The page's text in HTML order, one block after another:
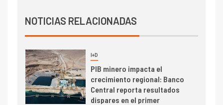
NOTICIAS RELACIONADASProducción minera en mayo de
2026 cae 10,6%
3 I+D
PIB minero impacta el
crecimiento regional: Banco
Central reporta resultados
dispares en el primer